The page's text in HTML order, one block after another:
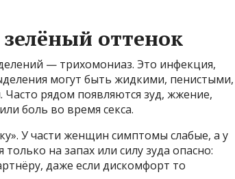
оттенок
— трихомониаз. Это инфекция,
могут быть жидкими, пенистыми,
рядом появляются зуд, жжение,
боль во время секса.
У части женщин симптомы слабые, а у
на запах или силу зуда опасно:
даже если дискомфорт то